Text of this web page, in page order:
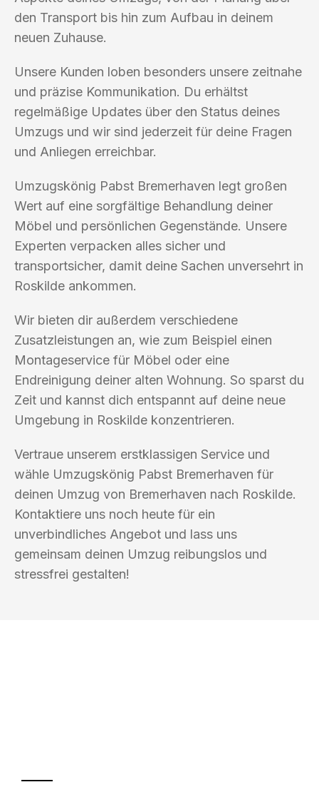
den Transport bis hin zum Aufbau in deinem
neuen Zuhause.
Unsere Kunden loben besonders unsere zeitnahe
und präzise Kommunikation. Du erhältst
regelmäßige Updates über den Status deines
Umzugs und wir sind jederzeit für deine Fragen
und Anliegen erreichbar.
Umzugskönig Pabst Bremerhaven legt großen
Wert auf eine sorgfältige Behandlung deiner
Möbel und persönlichen Gegenstände. Unsere
Experten verpacken alles sicher und
transportsicher, damit deine Sachen unversehrt in
Roskilde ankommen.
Wir bieten dir außerdem verschiedene
Zusatzleistungen an, wie zum Beispiel einen
Montageservice für Möbel oder eine
Endreinigung deiner alten Wohnung. So sparst du
Zeit und kannst dich entspannt auf deine neue
Umgebung in Roskilde konzentrieren.
Vertraue unserem erstklassigen Service und
wähle Umzugskönig Pabst Bremerhaven für
deinen Umzug von Bremerhaven nach Roskilde.
Kontaktiere uns noch heute für ein
unverbindliches Angebot und lass uns
gemeinsam deinen Umzug reibungslos und
stressfrei gestalten!